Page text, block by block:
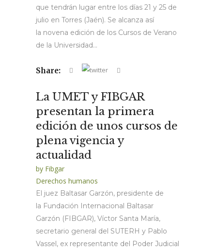
que tendrán lugar entre los días 21 y 25 de
julio en Torres (Jaén). Se alcanza así
la novena edición de los Cursos de Verano
de la Universidad...
Share:
La UMET y FIBGAR
presentan la primera
edición de unos cursos de
plena vigencia y
actualidad
by Fibgar
Derechos humanos
El juez Baltasar Garzón, presidente de
la Fundación Internacional Baltasar
Garzón (FIBGAR), Víctor Santa María,
secretario general del SUTERH y Pablo
Vassel, ex representante del Poder Judicial